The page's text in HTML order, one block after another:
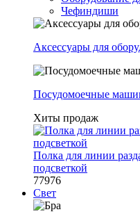
Чефиндиши
Аксессуары для
Посудомоечные
Хиты продаж
Полка для линии
подсветкой
77976
Свет